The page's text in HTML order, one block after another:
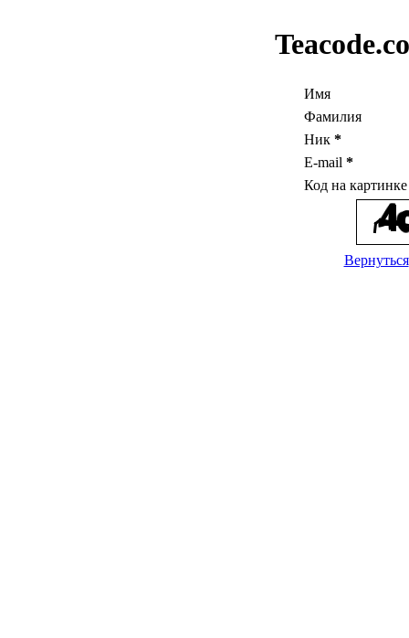
Имя
Фамилия
Ник *
E-mail *
Код на
Вернуться